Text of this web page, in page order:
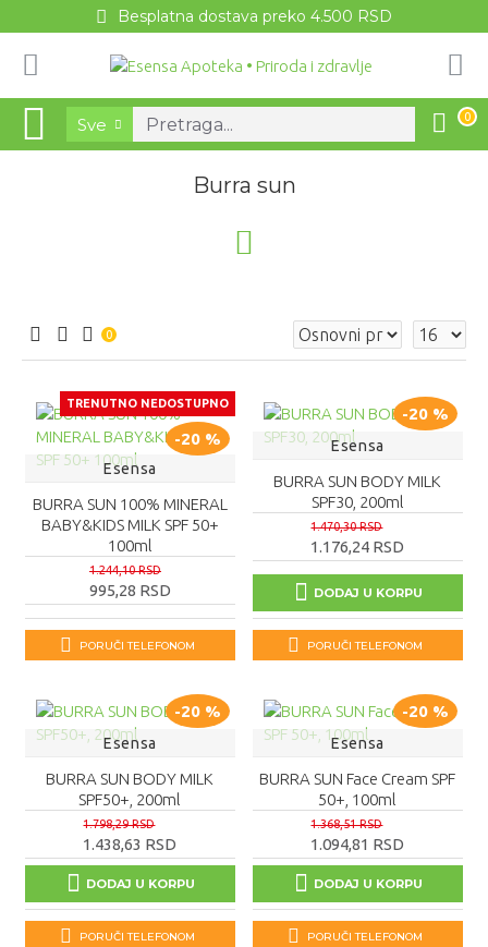
Besplatna dostava preko 4.500 RSD
Sve 0
Burra sun
0
TRENUTNO NEDOSTUPNO
-20 %
Esensa
BURRA SUN 100% MINERAL
BABY&KIDS MILK SPF 50+
100ml
995,28 RSD
1.244,10 RSD
PORUČI TELEFONOM
-20 %
Esensa
BURRA SUN BODY MILK
SPF30, 200ml
1.176,24 RSD
1.470,30 RSD
DODAJ U KORPU
PORUČI TELEFONOM
-20 %
Esensa
BURRA SUN BODY MILK
SPF50+, 200ml
1.438,63 RSD
1.798,29 RSD
DODAJ U KORPU
PORUČI TELEFONOM
-20 %
Esensa
BURRA SUN Face Cream SPF
50+, 100ml
1.094,81 RSD
1.368,51 RSD
DODAJ U KORPU
PORUČI TELEFONOM